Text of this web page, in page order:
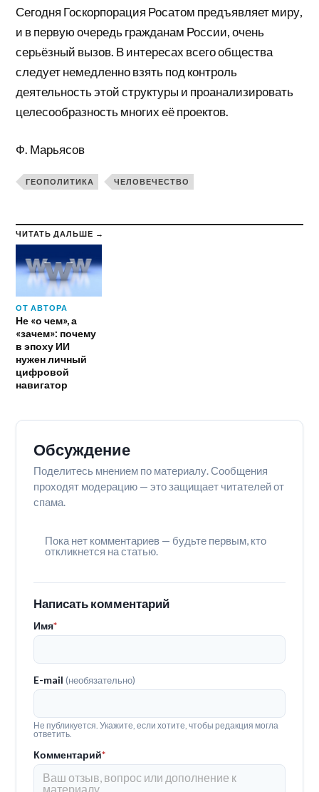
Сегодня Госкорпорация Росатом предъявляет миру,
и в первую очередь гражданам России, очень
серьёзный вызов. В интересах всего общества
следует немедленно взять под контроль
деятельность этой структуры и проанализировать
целесообразность многих её проектов.
Ф. Марьясов
ГЕОПОЛИТИКА ЧЕЛОВЕЧЕСТВО
ЧИТАТЬ ДАЛЬШЕ →
ОТ АВТОРА
Не «о чем», а
«зачем»: почему
в эпоху ИИ
нужен личный
цифровой
навигатор
Обсуждение
Поделитесь мнением по материалу. Сообщения
проходят модерацию — это защищает читателей от
спама.
Пока нет комментариев — будьте первым, кто
откликнется на статью.
Написать комментарий
Имя*
E-mail(необязательно)
Не публикуется. Укажите, если хотите, чтобы редакция могла
ответить.
Комментарий*